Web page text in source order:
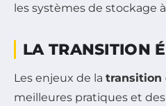
les systèmes de stockage
LA TRANSITION
Les enjeux de la transition
meilleures pratiques et